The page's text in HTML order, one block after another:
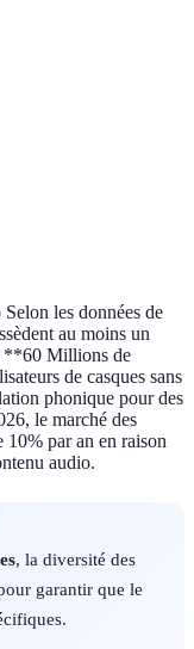
les données de
au moins un
**60 Millions de
de casques sans
phonique pour des
le marché des
10% par an en raison
audio.
, la diversité des
garantir que le